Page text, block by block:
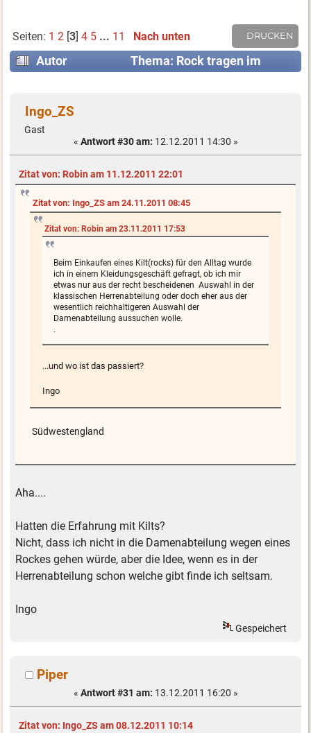
DRUCKEN
Seiten: 1 2[3] 4 5 ... 11 Nach unten
Autor
Thema: Rock tragen im
Ingo_ZS
Gast
« Antwort #30 am: 12.12.2011 14:30 »
Zitat von: Robin am 11.12.2011 22:01
Zitat von: Ingo_ZS am 24.11.2011 08:45
Zitat von: Robin am 23.11.2011 17:53
Beim Einkaufen eines Kilt(rocks) für den Alltag wurde
ich in einem Kleidungsgeschäft gefragt, ob ich mir
etwas nur aus der recht bescheidenen Auswahl in der
klassischen Herrenabteilung oder doch eher aus der
wesentlich reichhaltigeren Auswahl der
Damenabteilung aussuchen wolle.
.
...und wo ist das passiert?
Ingo
Südwestengland
Aha....
Hatten die Erfahrung mit Kilts?
Nicht, dass ich nicht in die Damenabteilung wegen eines
Rockes gehen würde, aber die Idee, wenn es in der
Herrenabteilung schon welche gibt finde ich seltsam.
Ingo
Gespeichert
Piper
« Antwort #31 am: 13.12.2011 16:20 »
Zitat von: Ingo_ZS am 08.12.2011 10:14